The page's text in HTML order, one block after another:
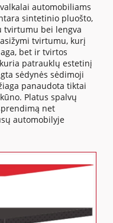
automobiliams
sintetinio pluošto,
tvirtumu bei lengva
tvirtumu, kurį
bet ir tvirtos
patrauklų estetinį
sėdynės sėdimoji
panaudota tiktai
Platus spalvų
net
automobilyje